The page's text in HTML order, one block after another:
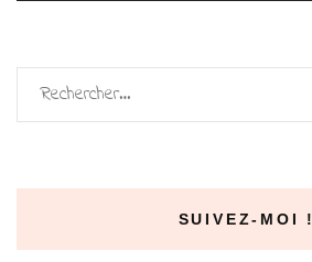
Rechercher :
SUIVEZ-MOI !